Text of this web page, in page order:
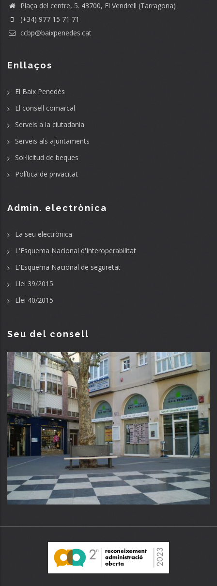
Plaça del centre, 5. 43700, El Vendrell (Tarragona)
(+34) 977 15 71 71
ccbp@baixpenedes.cat
Enllaços
El Baix Penedès
El consell comarcal
Serveis a la ciutadania
Serveis als ajuntaments
Sol·licitud de beques
Política de privacitat
Admin. electrònica
La seu electrònica
L'Esquema Nacional d'Interoperabilitat
L'Esquema Nacional de seguretat
Llei 39/2015
Llei 40/2015
Seu del consell